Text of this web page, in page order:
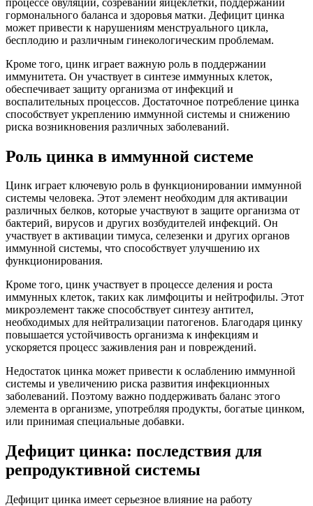
гормонального баланса и здоровья матки. Дефицит цинка
может привести к нарушениям менструального цикла,
бесплодию и различным гинекологическим проблемам.
Кроме того, цинк играет важную роль в поддержании
иммунитета. Он участвует в синтезе иммунных клеток,
обеспечивает защиту организма от инфекций и
воспалительных процессов. Достаточное потребление цинка
способствует укреплению иммунной системы и снижению
риска возникновения различных заболеваний.
Роль цинка в иммунной системе
Цинк играет ключевую роль в функционировании иммунной
системы человека. Этот элемент необходим для активации
различных белков, которые участвуют в защите организма от
бактерий, вирусов и других возбудителей инфекций. Он
участвует в активации тимуса, селезенки и других органов
иммунной системы, что способствует улучшению их
функционирования.
Кроме того, цинк участвует в процессе деления и роста
иммунных клеток, таких как лимфоциты и нейтрофилы. Этот
микроэлемент также способствует синтезу антител,
необходимых для нейтрализации патогенов. Благодаря цинку
повышается устойчивость организма к инфекциям и
ускоряется процесс заживления ран и повреждений.
Недостаток цинка может привести к ослаблению иммунной
системы и увеличению риска развития инфекционных
заболеваний. Поэтому важно поддерживать баланс этого
элемента в организме, употребляя продукты, богатые цинком,
или принимая специальные добавки.
Дефицит цинка: последствия для
репродуктивной системы
Дефицит цинка имеет серьезное влияние на работу